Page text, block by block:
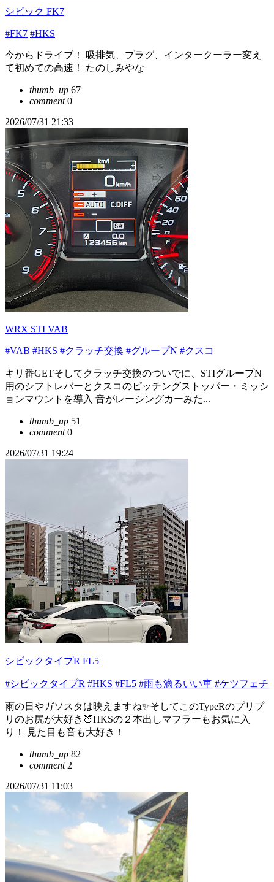
シビック FK7
#FK7 #HKS
今からドライブ！ 吸排気、プラグ、インタークーラー変え
て初めての高速！ たのしみやな
thumb_up 67
comment0
2026/07/31 21:33
WRX STI VAB
#VAB #HKS #クラッチ交換 #グループN #クスコ
キリ番GETそしてクラッチ交換のついでに、STIグループN
用のシフトレバーとクスコのピッチングストッパー・ミッシ
ョンマウントを導入 音がレーシングカーみた...
thumb_up 51
comment0
2026/07/31 19:24
シビックタイプR FL5
#シビックタイプR #HKS #FL5 #雨も滴るいい車 #ケツフェチ
雨の日やガソスタは映えますね✨️そしてこのTypeRのプリプ
リのお尻が大好き🍑HKSの２本出しマフラーもお気に入
り！ 見た目も音も大好き！
thumb_up 82
comment2
2026/07/31 11:03